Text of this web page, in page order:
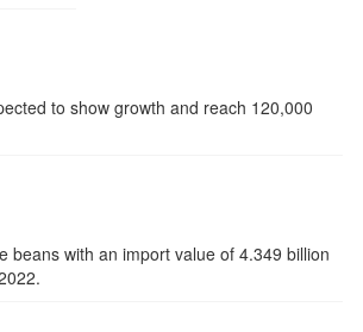
to show growth and reach 120,000
beans with an import value of 4.349 billion